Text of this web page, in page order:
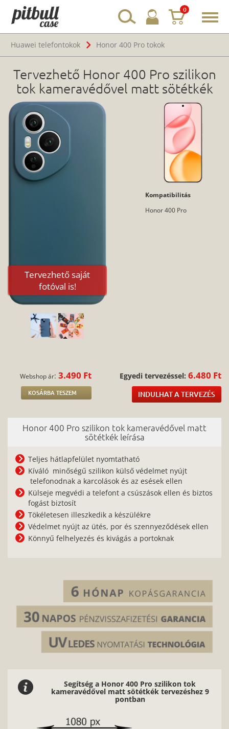
0
Huawei telefontokok
Honor 400 Pro tokok
Tervezhető Honor 400 Pro szilikon
tok kameravédővel matt sötétkék
Tervezhető saját
fotóval is!
Kompatibilitás
Honor 400 Pro
Webshop ár:3.490 Ft
KOSÁRBA TESZEM
Egyedi tervezéssel: 6.480 Ft
INDULHAT A TERVEZÉS
Honor 400 Pro szilikon tok kameravédővel matt
sötétkék leírása
Teljes hátlapfelület nyomtatható
Kíváló minőségű szilikon külső védelmet nyújt
telefonodnak a karcolások és az esések ellen
Külseje megvédi a telefont a csúszások ellen és biztos
fogást biztosít
Tökéletesen illeszkedik a készülékre
Védelmet nyújt az ütés, por és szennyeződések ellen
Könnyű felhelyezés és kivágás a portoknak
Segítség a Honor 400 Pro szilikon tok
kameravédővel matt sötétkék tervezéshez 9
pontban